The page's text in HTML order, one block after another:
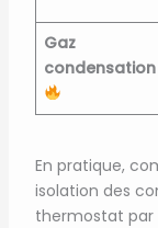
Gaz
condensation
En pratique,
isolation des
thermostat par